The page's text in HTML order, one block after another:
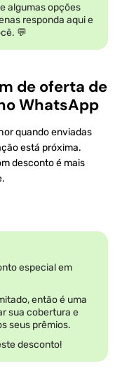
algumas opções
responda aqui e
💬
de oferta de
WhatsApp
quando enviadas
está próxima.
desconto é mais
especial em
então é uma
sua cobertura e
seus prêmios.
desconto!